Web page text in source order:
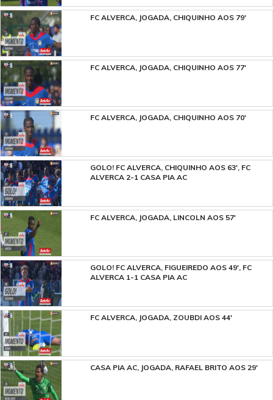
FC ALVERCA, JOGADA, CHIQUINHO AOS 79'
FC ALVERCA, JOGADA, CHIQUINHO AOS 77'
FC ALVERCA, JOGADA, CHIQUINHO AOS 70'
GOLO! FC ALVERCA, CHIQUINHO AOS 63', FC
ALVERCA 2-1 CASA PIA AC
FC ALVERCA, JOGADA, LINCOLN AOS 57'
GOLO! FC ALVERCA, FIGUEIREDO AOS 49', FC
ALVERCA 1-1 CASA PIA AC
FC ALVERCA, JOGADA, ZOUBDI AOS 44'
CASA PIA AC, JOGADA, RAFAEL BRITO AOS 29'